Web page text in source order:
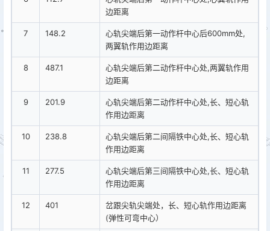
边距离
7 148.2
心轨尖端后第一动作杆中心后600mm处,
两翼轨作用边距离
8 487.1
心轨尖端后第二动作杆中心处,两翼轨作用
边距离
9 201.9
心轨尖端后第二动作杆中心处,长、短心轨
作用边距离
10 238.8
心轨尖端后第二间隔铁中心处,长、短心轨
作用边距离
11 277.5
心轨尖端后第三间隔铁中心处,长、短心轨
作用边距离
12 401
岔跟尖轨尖端处，长、短心轨作用边距离
(弹性可弯中心）